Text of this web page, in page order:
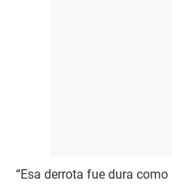
“Esa derrota fue dura